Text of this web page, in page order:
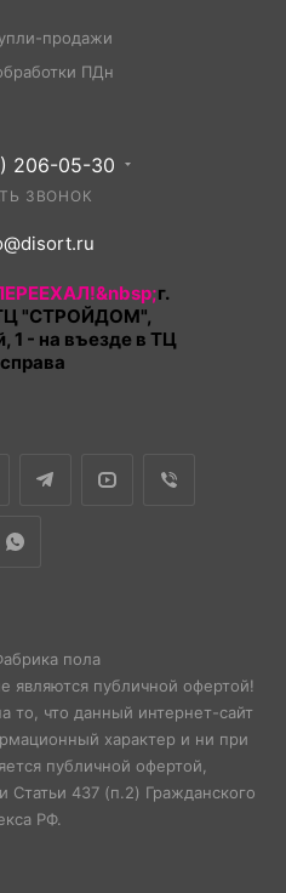
продажи
ПДн
206-05-30
ЗВОНОК
г.
"СТРОЙДОМ",
1 - на въезде в ТЦ
справа
пола
являются публичной офертой!
что данный интернет-сайт
характер и ни при
публичной офертой,
437 (п.2) Гражданского
РФ.